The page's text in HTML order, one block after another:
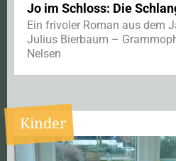
Jo im Schloss: Die
Ein frivoler Roman aus dem
Julius Bierbaum –
Nelsen
Kinder